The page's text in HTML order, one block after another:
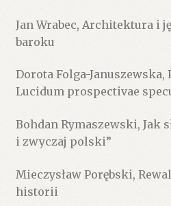
Jan Wrabec, Architektura i
baroku
Dorota Folga-Januszewska,
Lucidum prospectivae
Bohdan Rymaszewski, Jak
i zwyczaj polski”
Mieczysław Porębski,
historii